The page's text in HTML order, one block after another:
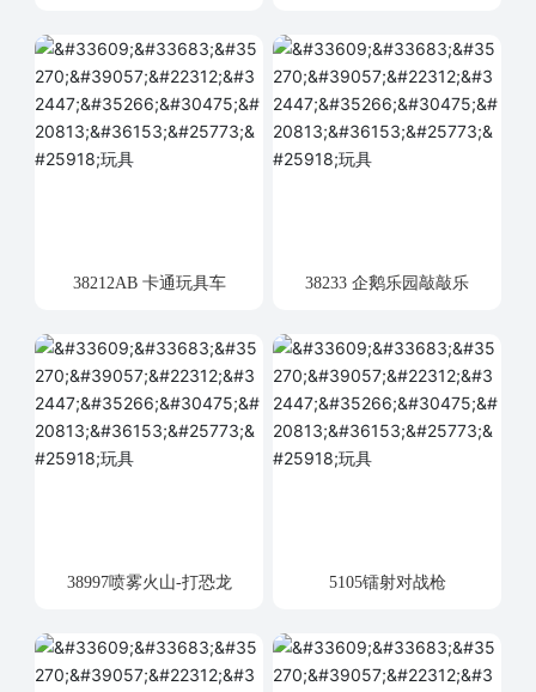
38212AB 卡通玩具车 38233 企鹅乐园敲敲乐
38997喷雾火山-打恐龙 5105镭射对战枪